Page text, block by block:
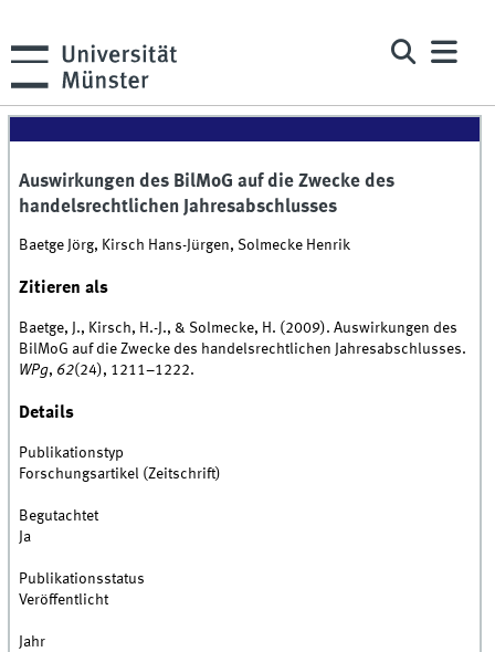
Auswirkungen des BilMoG auf die Zwecke des
handelsrechtlichen Jahresabschlusses
Baetge Jörg, Kirsch Hans-Jürgen, Solmecke Henrik
Zitieren als
Baetge, J., Kirsch, H.-J., & Solmecke, H. (2009). Auswirkungen des
BilMoG auf die Zwecke des handelsrechtlichen Jahresabschlusses.
WPg, 62(24), 1211–1222.
Details
Publikationstyp
Forschungsartikel (Zeitschrift)
Begutachtet
Ja
Publikationsstatus
Veröffentlicht
Jahr